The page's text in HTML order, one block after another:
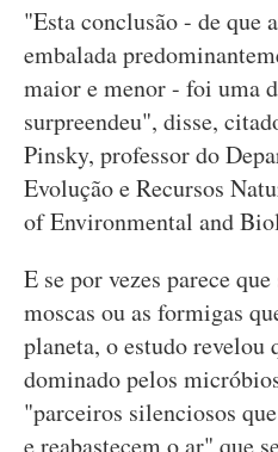
"Esta conclusão - de que
embalada
maior e menor - foi uma
surpreendeu", disse,
Pinsky, professor do
Evolução e Recursos
of Environmental and
E se por vezes parece
moscas ou as formigas
planeta, o estudo revelou
dominado pelos
"parceiros silenciosos
e reabastecem o ar" que